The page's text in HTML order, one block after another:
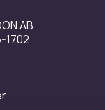
AB
1702